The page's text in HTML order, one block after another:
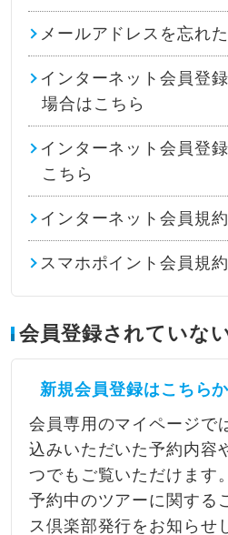
メールアドレスを忘れ
インターネット会員登
場合はこちら
インターネット会員登
こちら
インターネット会員規
スマホポイント会員規
会員登録されていな
新規会員登録はこちら
会員専用のマイページで
込みいただいた予約内容
つでもご覧いただけます
予約中のツアーに関する
ス倶楽部発行をお知らせ